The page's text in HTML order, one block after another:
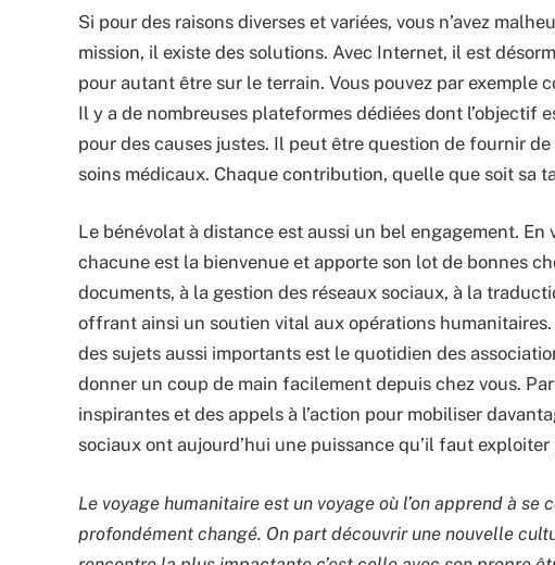
Si pour des raisons diverses et variées, vous n’avez
mission, il existe des solutions. Avec Internet, il est
pour autant être sur le terrain. Vous pouvez par
Il y a de nombreuses plateformes dédiées dont l’objectif
pour des causes justes. Il peut être question de fournir
soins médicaux. Chaque contribution, quelle que soit sa
Le bénévolat à distance est aussi un bel engagement. En
chacune est la bienvenue et apporte son lot de bonnes
documents, à la gestion des réseaux sociaux, à la
offrant ainsi un soutien vital aux opérations
des sujets aussi importants est le quotidien des
donner un coup de main facilement depuis chez vous.
inspirantes et des appels à l’action pour mobiliser
sociaux ont aujourd’hui une puissance qu’il faut
Le voyage humanitaire est un voyage où l’on apprend à
profondément changé. On part découvrir une nouvelle